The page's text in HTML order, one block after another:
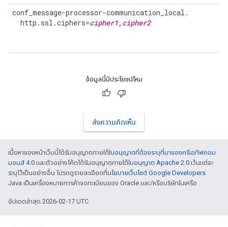
conf_message-processor-communication_local.
  http.ssl.ciphers=
cipher1,cipher2
ข้อมูลนี้มีประโยชน์ไหม
ส่งความคิดเห็น
เนื้อหาของหน้าเว็บนี้ได้รับอนุญาตภายใต้ใบอนุญาตที่ต้องระบุที่มาของครีเอทีฟคอม
มอนส์ 4.0 และตัวอย่างโค้ดได้รับอนุญาตภายใต้ใบอนุญาต Apache 2.0 เว้นแต่จะ
ระบุไว้เป็นอย่างอื่น โปรดดูรายละเอียดที่นโยบายเว็บไซต์ Google Developers
Java เป็นเครื่องหมายการค้าจดทะเบียนของ Oracle และ/หรือบริษัทในเครือ
อัปเดตล่าสุด 2026-02-17 UTC